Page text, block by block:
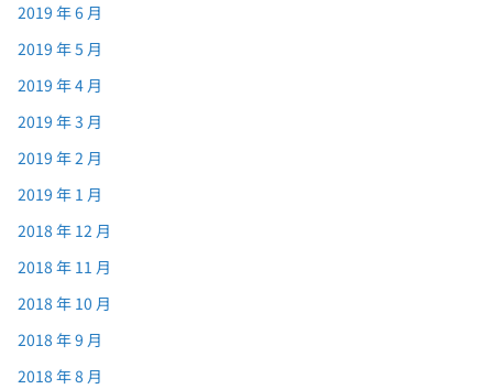
2019 年 6 月
2019 年 5 月
2019 年 4 月
2019 年 3 月
2019 年 2 月
2019 年 1 月
2018 年 12 月
2018 年 11 月
2018 年 10 月
2018 年 9 月
2018 年 8 月